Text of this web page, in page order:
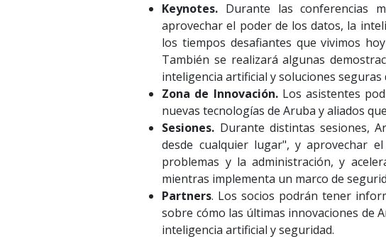
Keynotes. Durante las conferencias
aprovechar el poder de los datos, la
los tiempos desafiantes que vivimos
También se realizará algunas
inteligencia artificial y soluciones seguras
Zona de Innovación. Los asistentes
nuevas tecnologías de Aruba y aliados
Sesiones. Durante distintas sesiones,
desde cualquier lugar", y aprovechar
problemas y la administración, y
mientras implementa un marco de
Partners. Los socios podrán tener
sobre cómo las últimas innovaciones de
inteligencia artificial y seguridad.